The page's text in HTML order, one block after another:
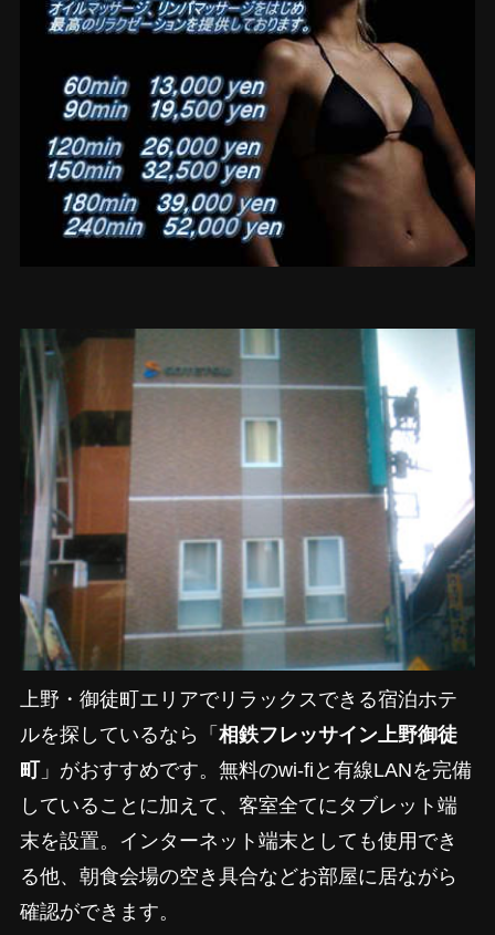
上野・御徒町エリアでリラックスできる宿泊ホテ
ルを探しているなら「 相鉄フレッサイン上野御徒
町」がおすすめです。無料のwi-fiと有線LANを完備
していることに加えて、客室全てにタブレット端
末を設置。インターネット端末としても使用でき
る他、朝食会場の空き具合などお部屋に居ながら
確認ができます。